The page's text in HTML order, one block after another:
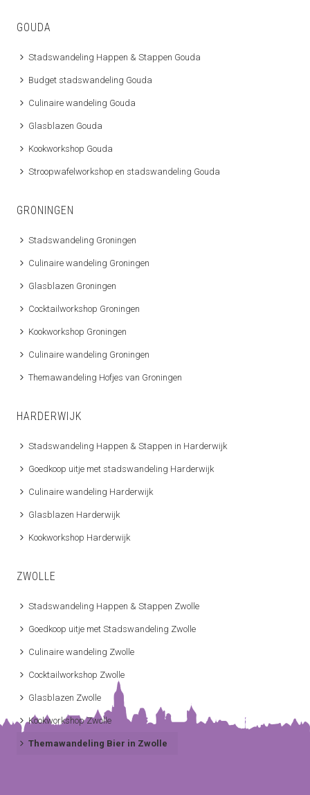
GOUDA
Stadswandeling Happen & Stappen Gouda
Budget stadswandeling Gouda
Culinaire wandeling Gouda
Glasblazen Gouda
Kookworkshop Gouda
Stroopwafelworkshop en stadswandeling Gouda
GRONINGEN
Stadswandeling Groningen
Culinaire wandeling Groningen
Glasblazen Groningen
Cocktailworkshop Groningen
Kookworkshop Groningen
Culinaire wandeling Groningen
Themawandeling Hofjes van Groningen
HARDERWIJK
Stadswandeling Happen & Stappen in Harderwijk
Goedkoop uitje met stadswandeling Harderwijk
Culinaire wandeling Harderwijk
Glasblazen Harderwijk
Kookworkshop Harderwijk
ZWOLLE
Stadswandeling Happen & Stappen Zwolle
Goedkoop uitje met Stadswandeling Zwolle
Culinaire wandeling Zwolle
Cocktailworkshop Zwolle
Glasblazen Zwolle
Kookworkshop Zwolle
Themawandeling Bier in Zwolle